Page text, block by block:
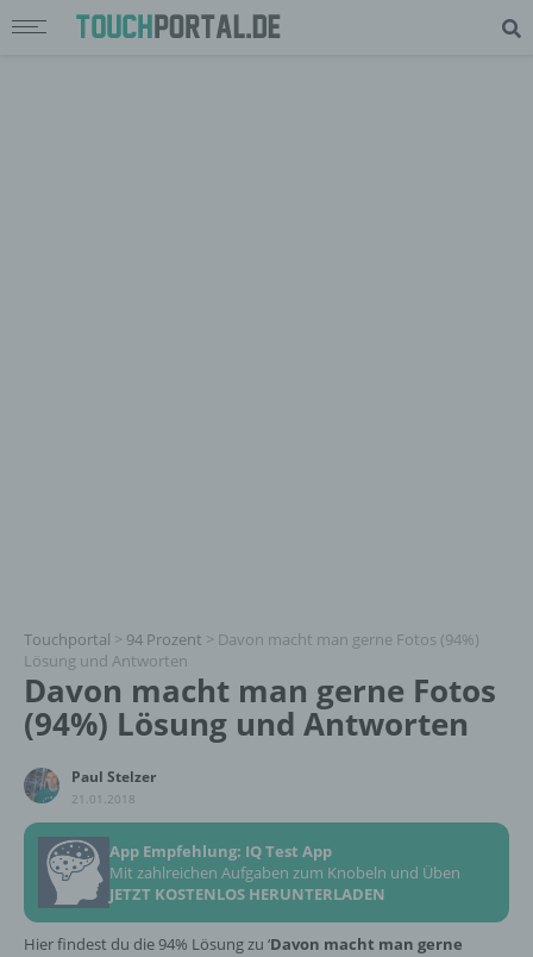
Touchportal > 94 Prozent > Davon macht man gerne Fotos (94%)
Lösung und Antworten
Davon macht man gerne Fotos
(94%) Lösung und Antworten
Paul Stelzer
21.01.2018
App Empfehlung: IQ Test App
Mit zahlreichen Aufgaben zum Knobeln und Üben
JETZT KOSTENLOS HERUNTERLADEN
Hier findest du die 94% Lösung zu ‘Davon macht man gerne